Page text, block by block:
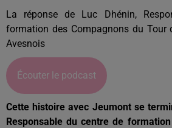
La réponse de Luc Dhénin,
formation des Compagnons du Tour
Avesnois
Écouter le podcast
Cette histoire avec Jeumont se
Responsable du centre de